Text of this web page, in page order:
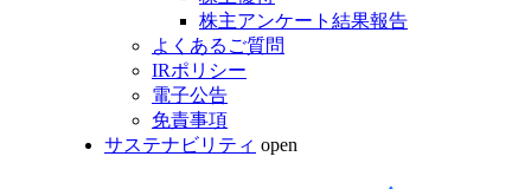
株主アンケート結果報告
よくあるご質問
IRポリシー
電子公告
免責事項
サステナビリティ open